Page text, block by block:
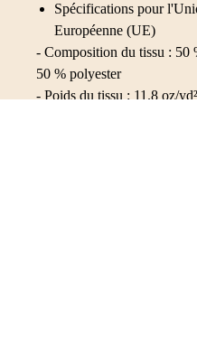
Spécifications pour
Européenne (UE)
- Composition du tissu : 50
50 % polyester
- Poids du tissu : 11.8 oz/